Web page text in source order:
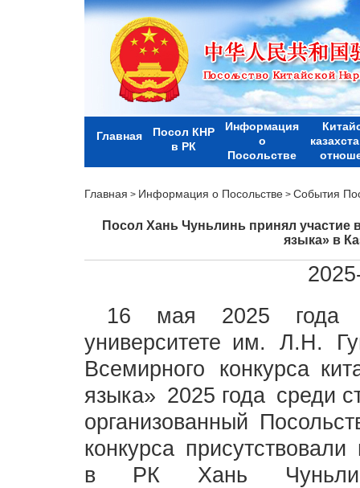
Главная
Посол КНР
в РК
Информация
о
Посольстве
Главная > Информация о Посольстве> События
Посол Хань Чуньлинь принял участие
языка» в
16 мая 2025 года в
университете им. Л.Н.
Всемирного конкурса
языка» 2025 года среди
организованный
конкурса
в РК Хань